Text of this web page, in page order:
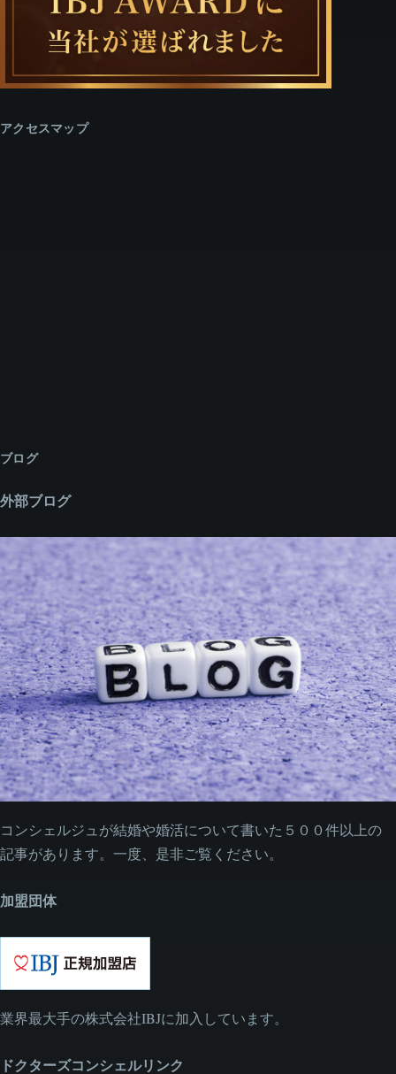
アクセスマップ
ブログ
外部ブログ
コンシェルジュが結婚や婚活について書いた５００件以上の
記事があります。一度、是非ご覧ください。
加盟団体
業界最大手の株式会社IBJに加入しています。
ドクターズコンシェルリンク